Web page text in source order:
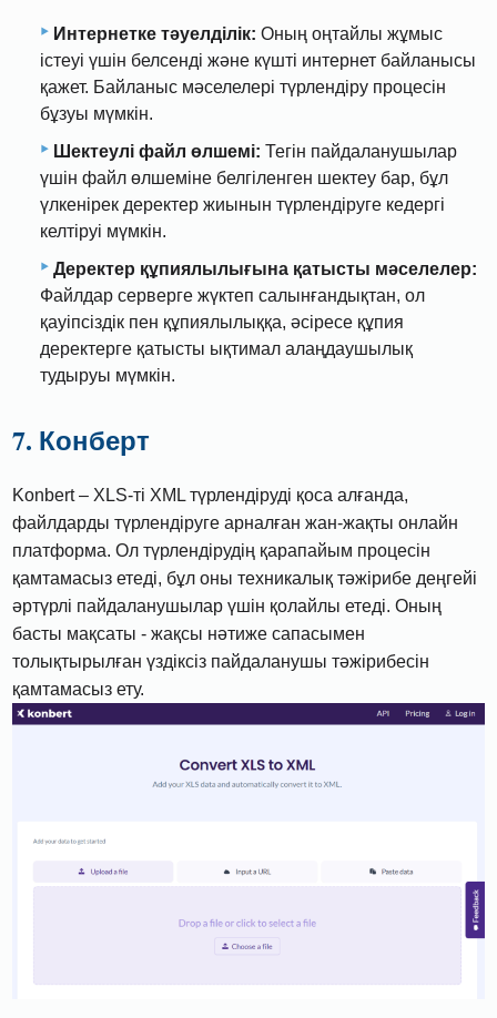
Интернетке тәуелділік: Оның оңтайлы жұмыс
істеуі үшін белсенді және күшті интернет байланысы
қажет. Байланыс мәселелері түрлендіру процесін
бұзуы мүмкін.
Шектеулі файл өлшемі: Тегін пайдаланушылар
үшін файл өлшеміне белгіленген шектеу бар, бұл
үлкенірек деректер жиынын түрлендіруге кедергі
келтіруі мүмкін.
Деректер құпиялылығына қатысты мәселелер:
Файлдар серверге жүктеп салынғандықтан, ол
қауіпсіздік пен құпиялылыққа, әсіресе құпия
деректерге қатысты ықтимал алаңдаушылық
тудыруы мүмкін.
7. Конберт
Konbert – XLS-ті XML түрлендіруді қоса алғанда,
файлдарды түрлендіруге арналған жан-жақты онлайн
платформа. Ол түрлендірудің қарапайым процесін
қамтамасыз етеді, бұл оны техникалық тәжірибе деңгейі
әртүрлі пайдаланушылар үшін қолайлы етеді. Оның
басты мақсаты - жақсы нәтиже сапасымен
толықтырылған үздіксіз пайдаланушы тәжірибесін
қамтамасыз ету.